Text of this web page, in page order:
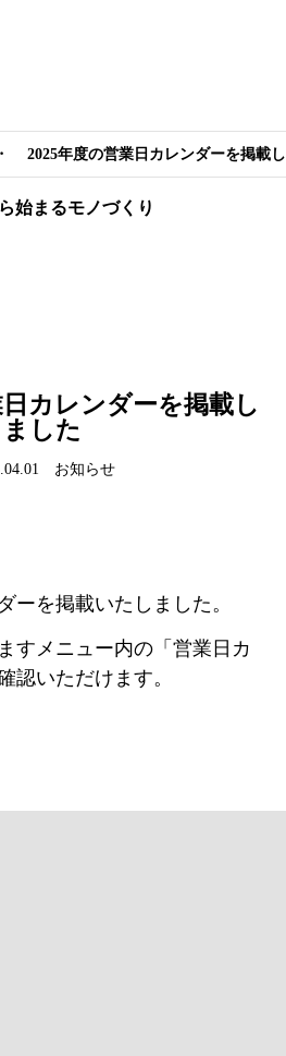
2025年度の営業日カレンダーを掲載
始まるモノづくり
カレンダーを掲載し
ました
お知らせ
ーを掲載いたしました。
すメニュー内の「営業日カ
認いただけます。